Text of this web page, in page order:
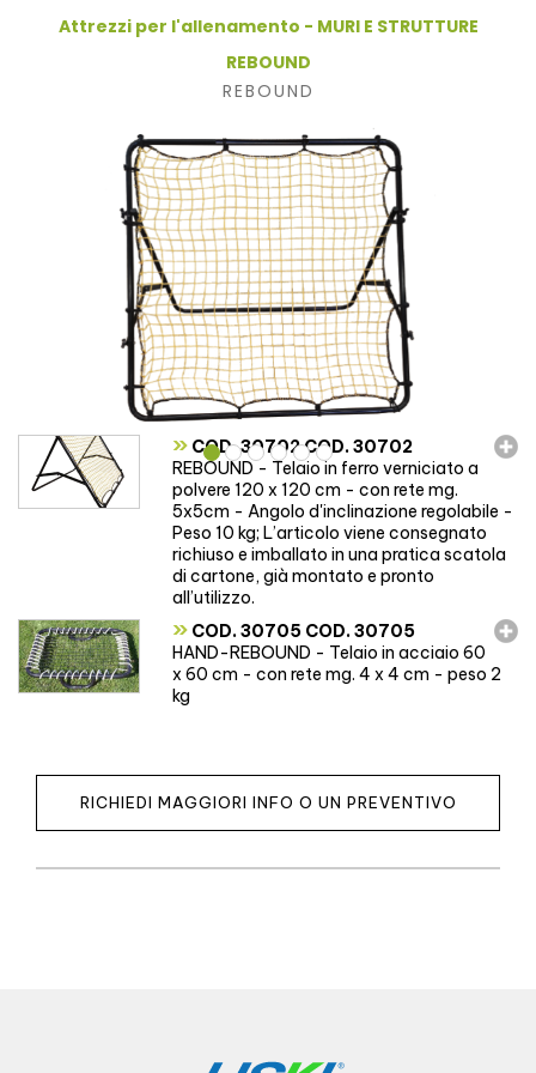
Attrezzi per l'allenamento - MURI E STRUTTURE
REBOUND
REBOUND
» COD. 30702 COD. 30702
REBOUND - Telaio in ferro verniciato a
polvere 120 x 120 cm - con rete mg.
5x5cm - Angolo d'inclinazione regolabile -
Peso 10 kg; L’articolo viene consegnato
richiuso e imballato in una pratica scatola
di cartone, già montato e pronto
all’utilizzo.
» COD. 30705 COD. 30705
HAND-REBOUND - Telaio in acciaio 60
x 60 cm - con rete mg. 4 x 4 cm - peso 2
kg
RICHIEDI MAGGIORI INFO O UN PREVENTIVO